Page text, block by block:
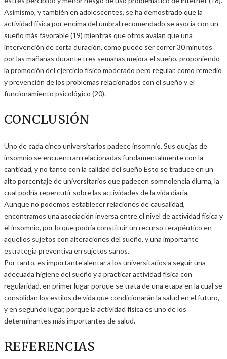
Asimismo, y también en adolescentes, se ha demostrado que la
actividad física por encima del umbral recomendado se asocia con un
sueño más favorable (19) mientras que otros avalan que una
intervención de corta duración, como puede ser correr 30 minutos
por las mañanas durante tres semanas mejora el sueño, proponiendo
la promoción del ejercicio físico moderado pero regular, como remedio
y prevención de los problemas relacionados con el sueño y el
funcionamiento psicológico (20).
CONCLUSIÓN
Uno de cada cinco universitarios padece insomnio. Sus quejas de
insomnio se encuentran relacionadas fundamentalmente con la
cantidad, y no tanto con la calidad del sueño Esto se traduce en un
alto porcentaje de universitarios que padecen somnolencia diurna, la
cual podría repercutir sobre las actividades de la vida diaria.
Aunque no podemos establecer relaciones de causalidad,
encontramos una asociación inversa entre el nivel de actividad física y
el insomnio, por lo que podría constituir un recurso terapéutico en
aquellos sujetos con alteraciones del sueño, y una importante
estrategia preventiva en sujetos sanos.
Por tanto, es importante alentar a los universitarios a seguir una
adecuada higiene del sueño y a practicar actividad física con
regularidad, en primer lugar porque se trata de una etapa en la cual se
consolidan los estilos de vida que condicionarán la salud en el futuro,
y en segundo lugar, porque la actividad física es uno de los
determinantes más importantes de salud.
REFERENCIAS